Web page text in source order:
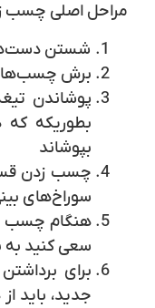
مراحل اصلی چسب
شستن
برش چسب‌ها
پوشاندن
بطوریکه که
بپوشاند
چسب زدن
سوراخ‌های
هنگام چسب
سعی کنید به
برای
جدید، باید